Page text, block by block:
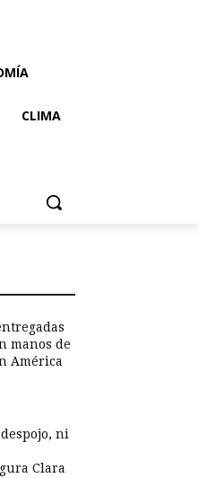
CLIMA
manos de
América
ni
Clara